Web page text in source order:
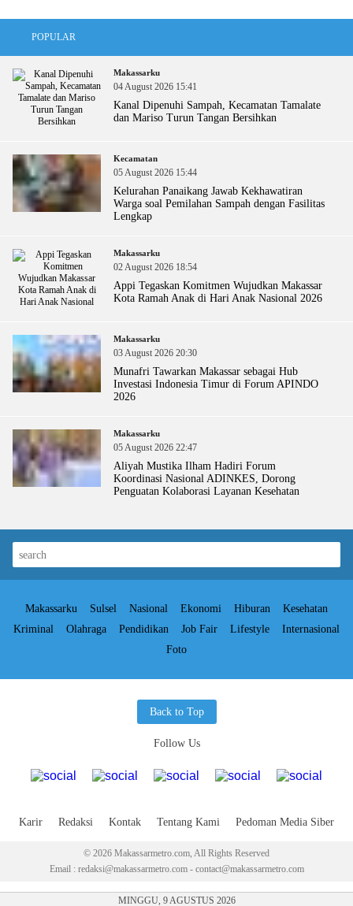
POPULAR
Makassarku
04 August 2026 15:41
Kanal Dipenuhi Sampah, Kecamatan Tamalate
dan Mariso Turun Tangan Bersihkan
Kecamatan
05 August 2026 15:44
Kelurahan Panaikang Jawab Kekhawatiran
Warga soal Pemilahan Sampah dengan Fasilitas
Lengkap
Makassarku
02 August 2026 18:54
Appi Tegaskan Komitmen Wujudkan Makassar
Kota Ramah Anak di Hari Anak Nasional 2026
Makassarku
03 August 2026 20:30
Munafri Tawarkan Makassar sebagai Hub
Investasi Indonesia Timur di Forum APINDO
2026
Makassarku
05 August 2026 22:47
Aliyah Mustika Ilham Hadiri Forum
Koordinasi Nasional ADINKES, Dorong
Penguatan Kolaborasi Layanan Kesehatan
MINGGU, 9 AGUSTUS 2026
Makassarku Sulsel Nasional Ekonomi Hiburan
Kesehatan
Kriminal
Olahraga Pendidikan Job Fair Lifestyle
Internasional
Foto
Back to Top
Follow Us
Karir Redaksi Kontak Tentang Kami Pedoman Media Siber
© 2026 Makassarmetro.com, All Rights Reserved
Email : redaksi@makassarmetro.com - contact@makassarmetro.com